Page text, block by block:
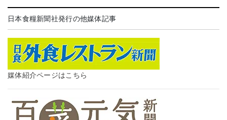
日本食糧新聞社発行の他媒体記事
媒体紹介ページはこちら